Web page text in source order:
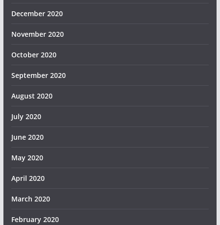
December 2020
November 2020
October 2020
September 2020
August 2020
July 2020
June 2020
May 2020
April 2020
March 2020
February 2020